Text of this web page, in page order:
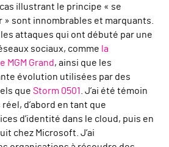
illustrant le principe « se
sont innombrables et marquants.
les attaques qui ont débuté par une
sociaux, comme la
le MGM Grand, ainsi que les
évolution utilisées par des
que Storm 0501
. J’ai été témoin
d’abord en tant que
d’identité dans le cloud, puis en
chez Microsoft. J’ai